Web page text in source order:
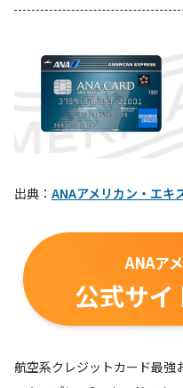
出典： ANAアメリカン・エキ
ANAア
公式サイ
航空系クレジットカード最強